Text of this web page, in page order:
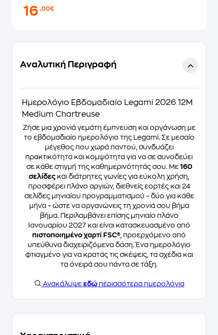
16,00€
Αναλυτική Περιγραφή
Ημερολόγιο Εβδομαδιαίο Legami 2026 12Μ
Medium Chartreuse
Ζήσε μια χρονιά γεμάτη έμπνευση και οργάνωση με
το εβδομαδιαίο ημερολόγιο της Legami. Σε μεσαίο
μέγεθος που χωρά παντού, συνδυάζει
πρακτικότητα και κομψότητα για να σε συνοδεύει
σε κάθε στιγμή της καθημερινότητάς σου. Με 160
σελίδες και διάτρητες γωνίες για εύκολη χρήση,
προσφέρει πλάνο αργιών, διεθνείς εορτές και 24
σελίδες μηνιαίου προγραμματισμού – δύο για κάθε
μήνα – ώστε να οργανώνεις τη χρονιά σου βήμα
βήμα. Περιλαμβάνει επίσης μηνιαίο πλάνο
Ιανουαρίου 2027 και είναι κατασκευασμένο από
πιστοποιημένο χαρτί FSC® , προερχόμενο από
υπεύθυνα διαχειριζόμενα δάση. Ένα ημερολόγιο
φτιαγμένο για να κρατάς τις σκέψεις, τα σχέδια και
τα όνειρά σου πάντα σε τάξη.
Ανακάλυψε εδώπερισσότερα ημερολόγια